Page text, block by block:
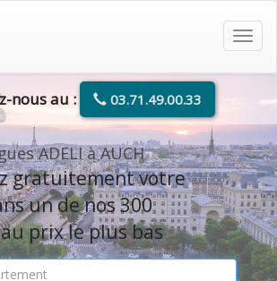
nous au : 03.71.49.00.33
ADELI à AUCH
gratuitement votre
un de nos 300
prix le plus bas